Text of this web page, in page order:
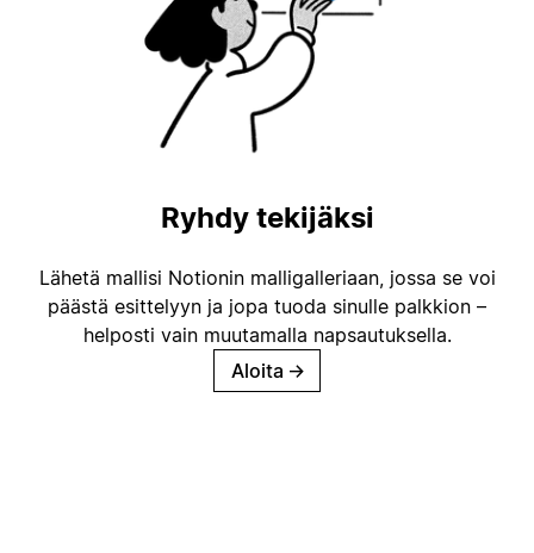
Ryhdy tekijäksi
Lähetä mallisi Notionin malligalleriaan, jossa se voi
päästä esittelyyn ja jopa tuoda sinulle palkkion –
helposti vain muutamalla napsautuksella.
Aloita →